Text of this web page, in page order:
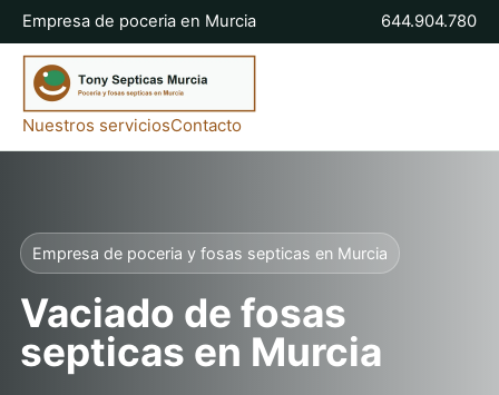
Empresa de poceria en Murcia 644.904.780
Nuestros serviciosContacto
Empresa de poceria y fosas septicas en Murcia
Vaciado de fosas
septicas en Murcia